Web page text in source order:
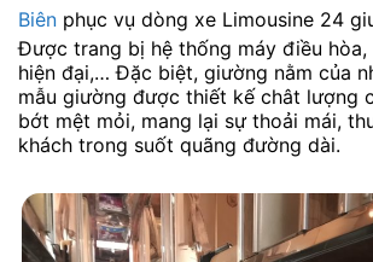
Biên phục vụ dòng xe Limousine 24
Được trang bị hệ thống máy điều
hiện đại,… Đặc biệt, giường nằm của
mẫu giường được thiết kế chât lượng
bớt mệt mỏi, mang lại sự thoải mái,
khách trong suốt quãng đường dài.